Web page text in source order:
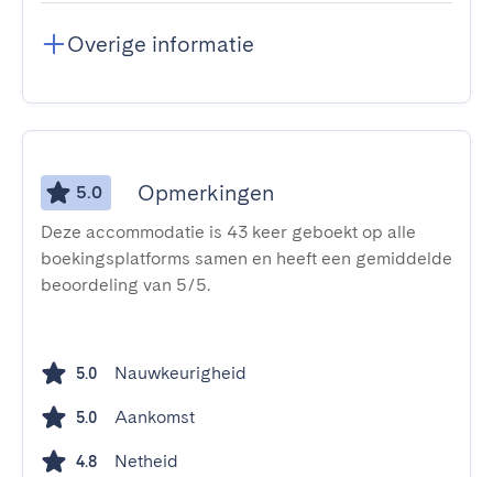
Overige informatie
5.0 Opmerkingen
Deze accommodatie is 43 keer geboekt op alle
boekingsplatforms samen en heeft een gemiddelde
beoordeling van 5/5.
5.0 Nauwkeurigheid
5.0 Aankomst
4.8 Netheid